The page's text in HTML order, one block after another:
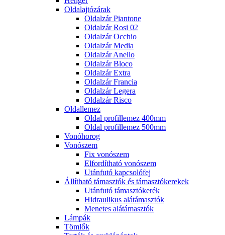
Oldalajtózárak
Oldalzár Piantone
Oldalzár Rosi 02
Oldalzár Occhio
Oldalzár Media
Oldalzár Anello
Oldalzár Bloco
Oldalzár Extra
Oldalzár Francia
Oldalzár Legera
Oldalzár Risco
Oldallemez
Oldal profillemez 400mm
Oldal profillemez 500mm
Vonóhorog
Vonószem
Fix vonószem
Elfordítható vonószem
Utánfutó kapcsolófej
Állítható támasztók és támasztókerekek
Utánfutó támasztókerék
Hidraulikus alátámasztók
Menetes alátámasztók
Lámpák
Tömlők